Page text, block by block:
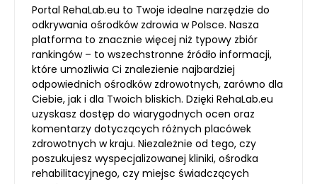
Portal RehaLab.eu to Twoje idealne narzędzie do
odkrywania ośrodków zdrowia w Polsce. Nasza
platforma to znacznie więcej niż typowy zbiór
rankingów – to wszechstronne źródło informacji,
które umożliwia Ci znalezienie najbardziej
odpowiednich ośrodków zdrowotnych, zarówno dla
Ciebie, jak i dla Twoich bliskich. Dzięki RehaLab.eu
uzyskasz dostęp do wiarygodnych ocen oraz
komentarzy dotyczących różnych placówek
zdrowotnych w kraju. Niezależnie od tego, czy
poszukujesz wyspecjalizowanej kliniki, ośrodka
rehabilitacyjnego, czy miejsc świadczących